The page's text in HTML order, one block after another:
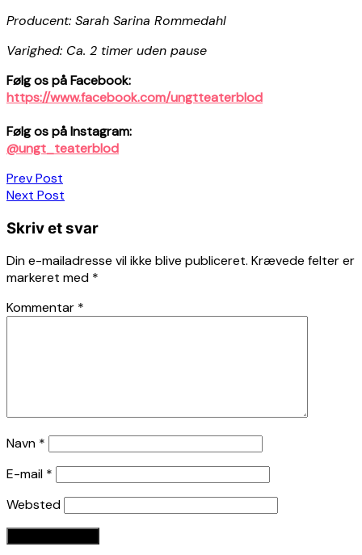
Producent: Sarah Sarina Rommedahl
Varighed: Ca. 2 timer uden pause
Følg os på Facebook:
https://www.facebook.com/ungtteaterblod
Følg os på Instagram:
@ungt_teaterblod
Indlægsnavigation
Prev Post
Next Post
Skriv et svar
Din e-mailadresse vil ikke blive publiceret. Krævede felter er
markeret med *
Kommentar *
Navn *
E-mail *
Websted